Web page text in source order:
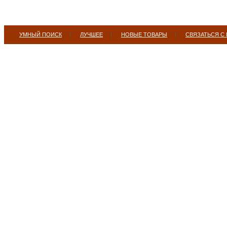
УМНЫЙ ПОИСК ЛУЧШЕЕ НОВЫЕ ТОВАРЫ СВЯЗАТЬСЯ С